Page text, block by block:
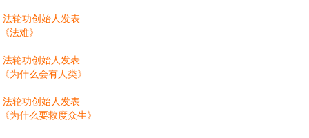
法轮功创始人发表
《法难》
法轮功创始人发表
《为什么会有人类》
法轮功创始人发表
《为什么要救度众生》